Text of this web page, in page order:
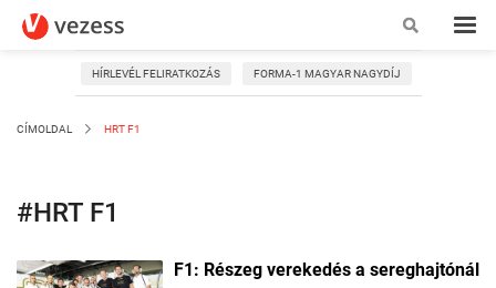
HÍRLEVÉL FELIRATKOZÁS FORMA-1 MAGYAR NAGYDÍJ
CÍMOLDAL HRT F1
#HRT F1
F1: Részeg verekedés a sereghajtónál